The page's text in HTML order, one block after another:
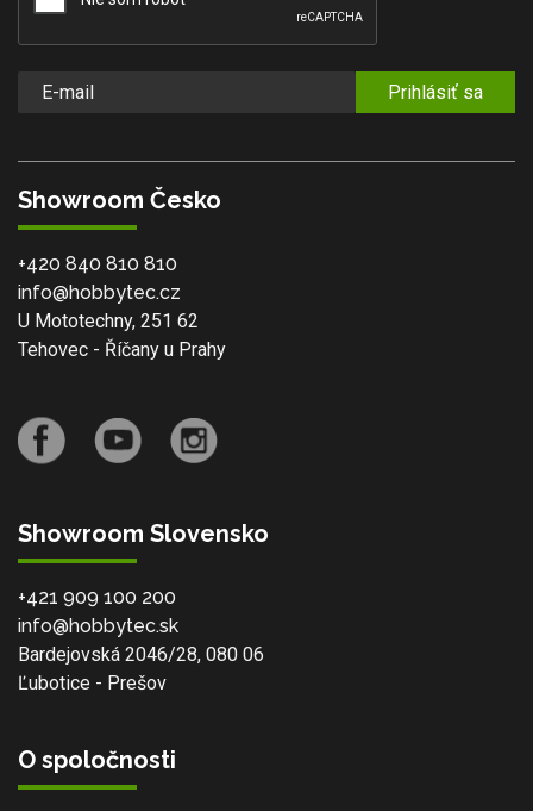
Prihlásiť sa
Showroom Česko
+420 840 810 810
info@hobbytec.cz
U Mototechny, 251 62
Tehovec - Říčany u Prahy
Showroom Slovensko
+421 909 100 200
info@hobbytec.sk
Bardejovská 2046/28, 080 06
Ľubotice - Prešov
O spoločnosti